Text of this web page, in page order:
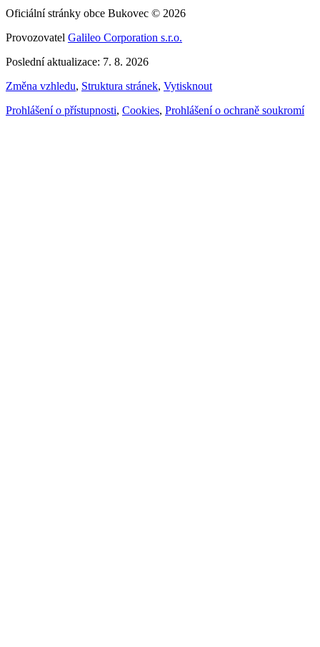
Oficiální stránky obce Bukovec © 2026
Provozovatel Galileo Corporation s.r.o.
Poslední aktualizace: 7. 8. 2026
Změna vzhledu, Struktura stránek, Vytisknout
Prohlášení o přístupnosti, Cookies, Prohlášení o ochraně soukromí